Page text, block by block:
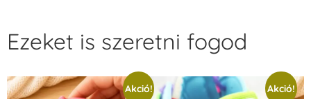
Ezeket is szeretni fogod
Akció! Akció!